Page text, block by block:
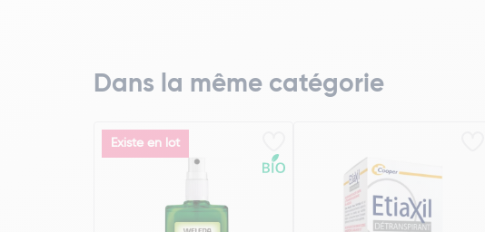
Dans la même catégorie
Existe en lot